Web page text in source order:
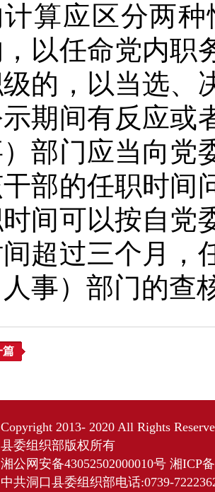
计算应区分两
以任命党内职
的，以当选、
期间有反应或
部门应当向党
部的任职时间
间可以按自党
超过三个月，
人事）部门的
篇
Copyright 2013- 2020 All Rights
县委组织部版权所有
湘公网安备43052502000010号 湘ICP
中共洞口县委组织部电话:0739-